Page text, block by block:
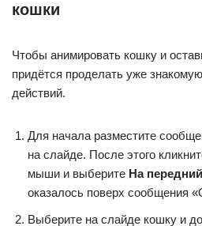
кошки
Чтобы анимировать кошку и
придётся проделать уже
действий.
Для начала разместите
на слайде. После этого
мыши и выберите На
оказалось поверх сообщения
Выберите на слайде кошку и